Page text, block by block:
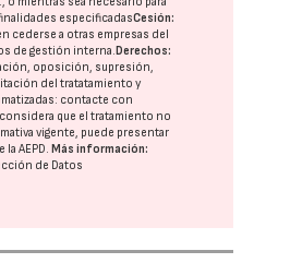
especificadasCesión:
cederse a otras empresas del
de gestión interna.Derechos:
oposición, supresión,
del tratatamiento y
contacte con
que el tratamiento no
vigente, puede presentar
laAEPD.Más información:
de Datos